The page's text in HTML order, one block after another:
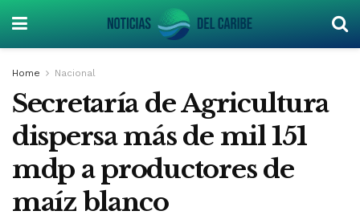
Home Nacional
Secretaría de Agricultura
dispersa más de mil 151
mdp a productores de
maíz blanco